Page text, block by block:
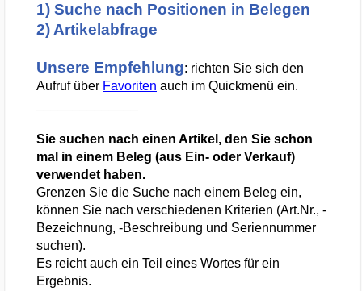
1) Suche nach Positionen in Belegen
2) Artikelabfrage
Unsere Empfehlung: richten Sie sich den
Aufruf über Favoriten auch im Quickmenü ein.
Sie suchen nach einen Artikel, den Sie schon
mal in einem Beleg (aus Ein- oder Verkauf)
verwendet haben.
Grenzen Sie die Suche nach einem Beleg ein,
können Sie nach verschiedenen Kriterien (Art.Nr., -
Bezeichnung, -Beschreibung und Seriennummer
suchen).
Es reicht auch ein Teil eines Wortes für ein
Ergebnis.